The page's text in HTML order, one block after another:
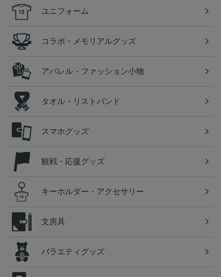
ユニフォーム
コラボ・メモリアルグッズ
アパレル・ファッション小物
タオル・リストバンド
スマホグッズ
観戦・応援グッズ
キーホルダー・アクセサリー
文房具
バラエティグッズ